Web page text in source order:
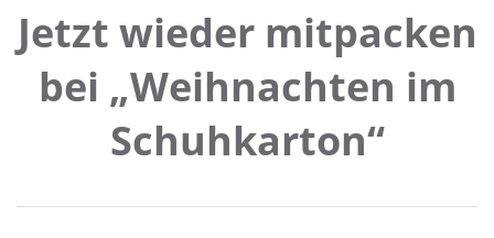
Jetzt wieder mitpacken
bei „Weihnachten im
Schuhkarton“